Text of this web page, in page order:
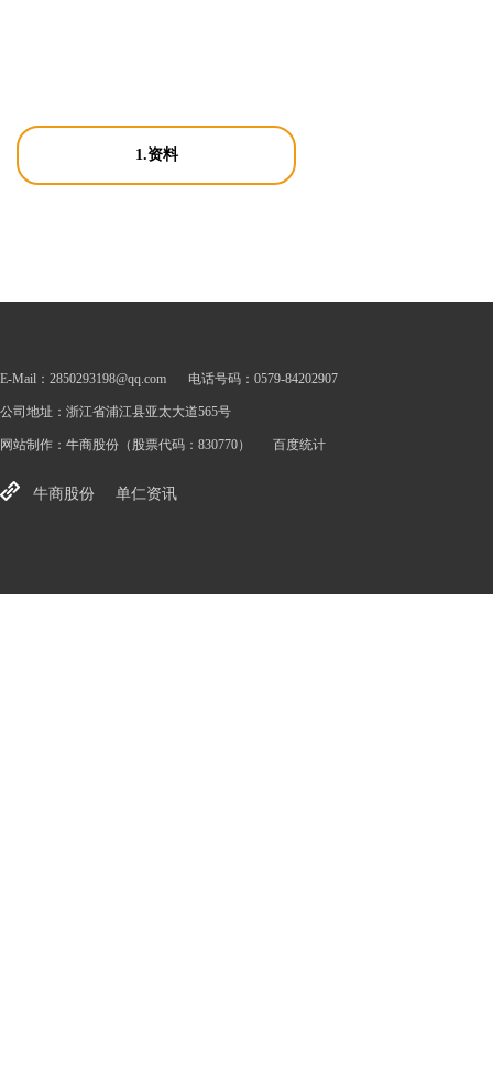
1.资料
E-Mail：2850293198@qq.com 电话号码：0579-84202907
公司地址：浙江省浦江县亚太大道565号
网站制作： 牛商股份 （股票代码：830770） 百度统计
牛商股份 单仁资讯